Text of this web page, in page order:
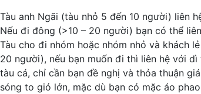
Tàu anh Ngãi (tàu nhỏ 5 đến 10 người) liên
Nếu đi đông (>10 – 20 người) bạn có thể
Tàu cho đi nhóm hoặc nhóm nhỏ và khách
20 người), nếu bạn muốn đi thì liên hệ với
tàu cá, chỉ cần bạn đề nghị và thỏa thuận
sóng to gió lớn, mặc dù bạn có mặc áo